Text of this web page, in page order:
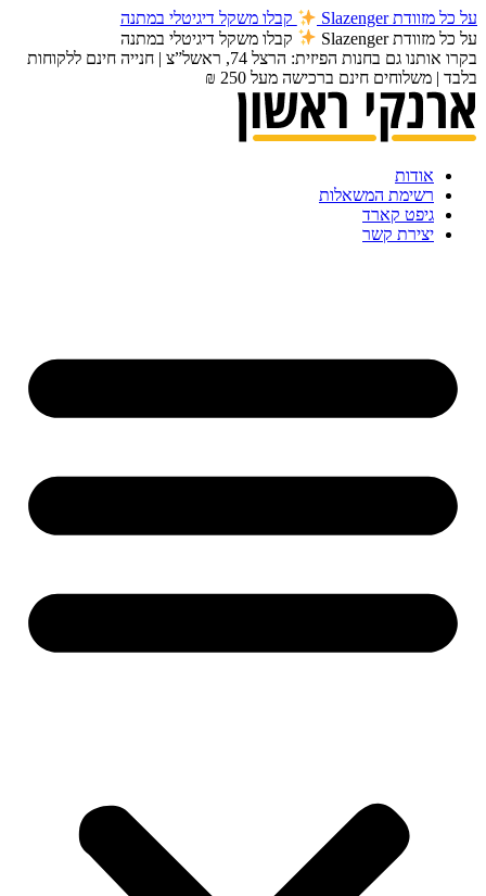
על כל מזוודת Slazenger
קבלו משקל דיגיטלי במתנה
על כל מזוודת Slazenger
קבלו משקל דיגיטלי במתנה
בקרו אותנו גם בחנות הפיזית: הרצל 74, ראשל”צ | חנייה חינם ללקוחות
בלבד | משלוחים חינם ברכישה מעל 250 ₪
אודות
רשימת המשאלות
גיפט קארד
יצירת קשר